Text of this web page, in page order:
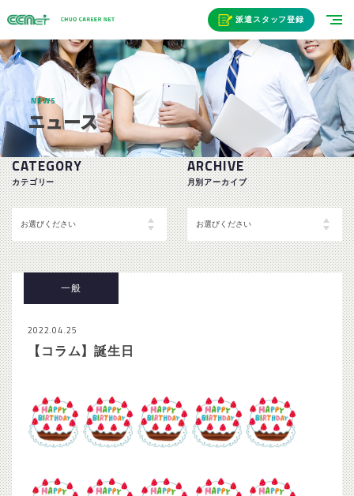
派遣スタッフ登録
NEWS
ニュース
CATEGORY
カテゴリー
ARCHIVE
月別アーカイブ
一般
2022.04.25
【コラム】誕生日